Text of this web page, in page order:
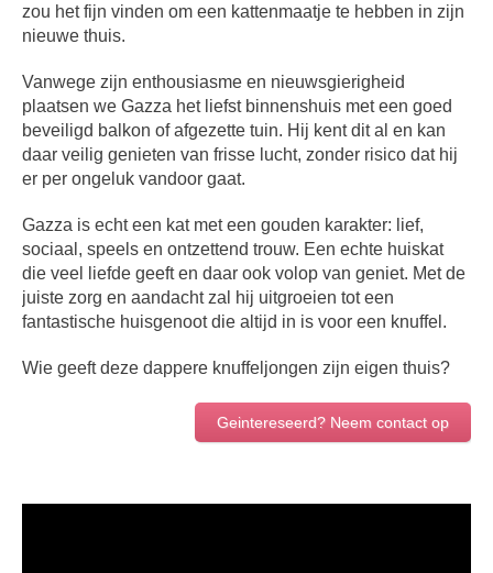
zou het fijn vinden om een kattenmaatje te hebben in zijn
nieuwe thuis.
Vanwege zijn enthousiasme en nieuwsgierigheid
plaatsen we Gazza het liefst binnenshuis met een goed
beveiligd balkon of afgezette tuin. Hij kent dit al en kan
daar veilig genieten van frisse lucht, zonder risico dat hij
er per ongeluk vandoor gaat.
Gazza is echt een kat met een gouden karakter: lief,
sociaal, speels en ontzettend trouw. Een echte huiskat
die veel liefde geeft en daar ook volop van geniet. Met de
juiste zorg en aandacht zal hij uitgroeien tot een
fantastische huisgenoot die altijd in is voor een knuffel.
Wie geeft deze dappere knuffeljongen zijn eigen thuis?
Geintereseerd? Neem contact op